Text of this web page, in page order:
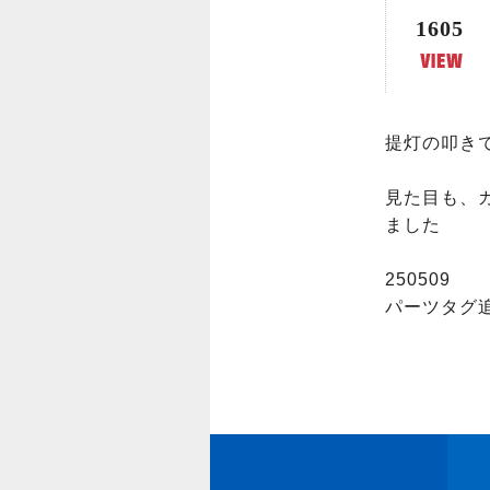
1605
提灯の叩き
見た目も、
ました
250509
パーツタグ